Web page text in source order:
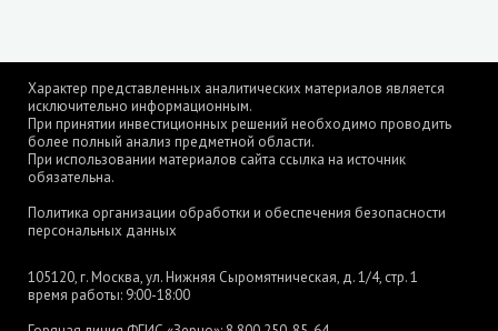
Характер представленных аналитических материалов является
исключительно информационным.
При принятии инвестиционных решений необходимо проводить
более полный анализ предметной области.
При использовании материалов сайта ссылка на источник
обязательна.
Политика организации обработки и обеспечения безопасности
персональных данных
105120, г. Москва, ул. Нижняя Сыромятническая, д. 1/4, стр. 1
время работы: 9:00-18:00